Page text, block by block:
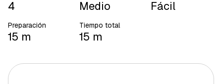
4 Medio Fácil
Preparación
15 m
Tiempo total
15 m